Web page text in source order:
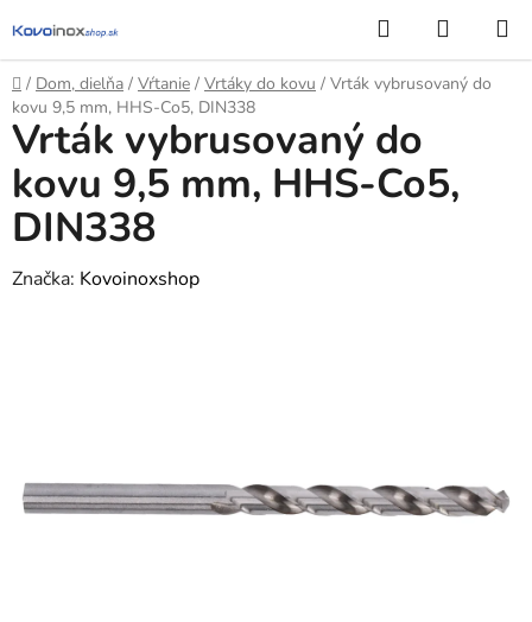
na
obsah
Hľadať
KOŠÍK
Domov
/ Dom, dielňa / Vŕtanie / Vrtáky do kovu / Vrták vybrusovaný do
kovu 9,5 mm, HHS-Co5, DIN338
Vrták vybrusovaný do
kovu 9,5 mm, HHS-Co5,
DIN338
Značka: Kovoinoxshop